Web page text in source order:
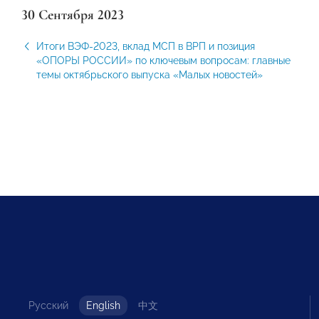
30 Сентября 2023
Итоги ВЭФ-2023, вклад МСП в ВРП и позиция
«ОПОРЫ РОССИИ» по ключевым вопросам: главные
темы октябрьского выпуска «Малых новостей»
Русский English 中文